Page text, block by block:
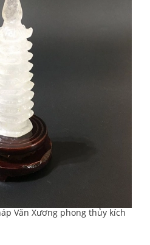
Văn Xương phong thủy kích